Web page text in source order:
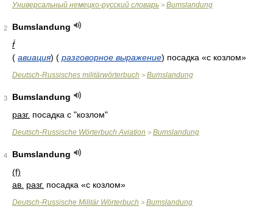
Универсальный немецко-русский словарь > Bumslandung
2
Bumslandung
f́
( авиация) ( разговорное выражение) посадка «с козлом»
Deutsch-Russisches militärwörterbuch > Bumslandung
3
Bumslandung
разг. посадка с "козлом"
Deutsch-Russische Wörterbuch Aviation > Bumslandung
4
Bumslandung
(f)
ав. разг. посадка «с козлом»
Deutsch-Russische Militär Wörterbuch > Bumslandung